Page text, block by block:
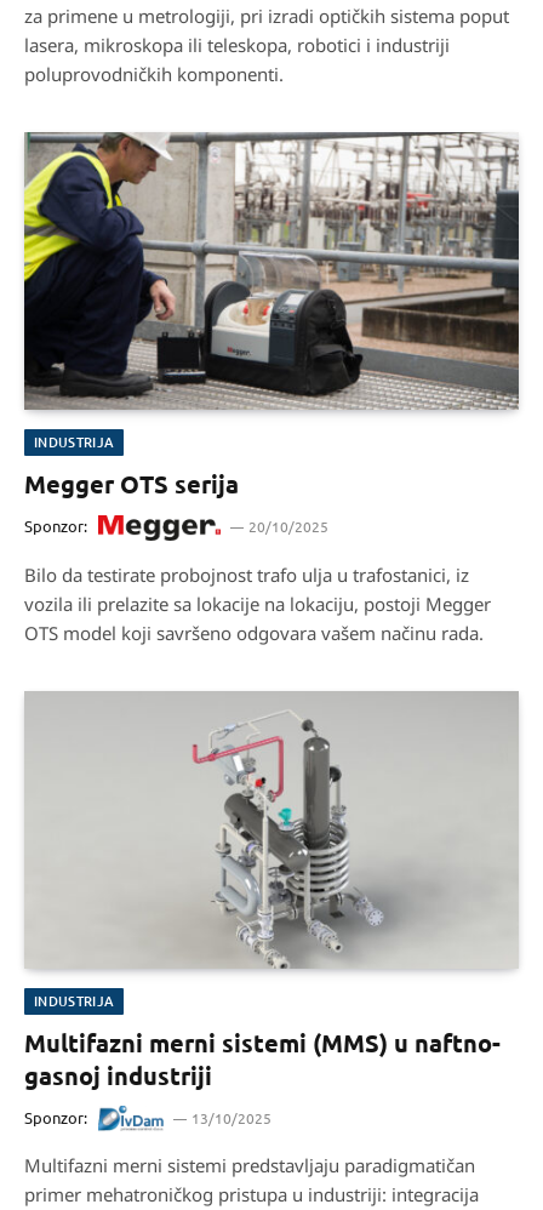
za primene u metrologiji, pri izradi optičkih sistema poput
lasera, mikroskopa ili teleskopa, robotici i industriji
poluprovodničkih komponenti.
INDUSTRIJA
Megger OTS serija
Sponzor: 20/10/2025
Bilo da testirate probojnost trafo ulja u trafostanici, iz
vozila ili prelazite sa lokacije na lokaciju, postoji Megger
OTS model koji savršeno odgovara vašem načinu rada.
INDUSTRIJA
Multifazni merni sistemi (MMS) u naftno-
gasnoj industriji
Sponzor: 13/10/2025
Multifazni merni sistemi predstavljaju paradigmatičan
primer mehatroničkog pristupa u industriji: integracija